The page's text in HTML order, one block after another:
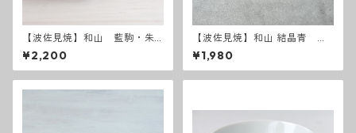
【波佐見焼】和山 藍駒・朱
駒 広東丼 小サイズ
¥2,200
【波佐見焼】和山 結晶青 イ
ヤリング・ピアス
¥1,980